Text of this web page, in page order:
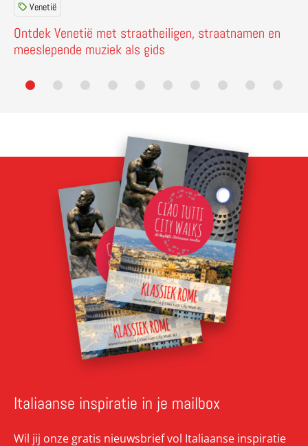
Ontdek Venetië met straatheiligen, straatnamen en
meeslepende muziek als gids
Venetië
Italiaanse inspiratie in je mailbox
Wil jij onze gratis nieuwsbrief vol Italiaanse inspiratie